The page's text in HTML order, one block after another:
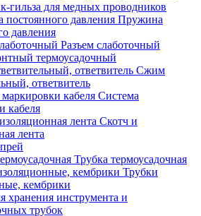
гильза для медных проводников
Пружина
давления
Разъем слаботочный
термоусадочный
Сжим
ответвитель
Система
кабеля
Скотч и
лента
Трубка термоусадочная
Трубки
кембрики